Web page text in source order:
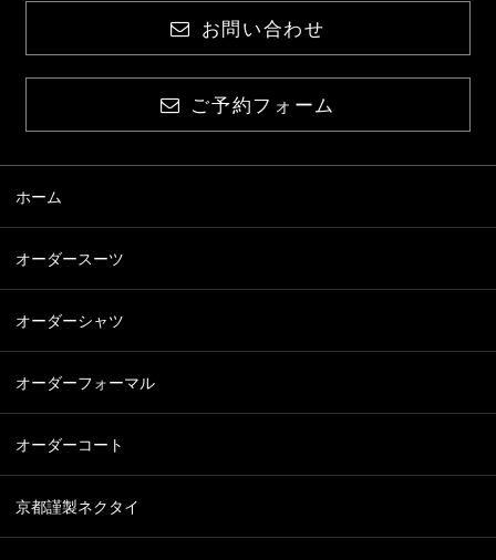
お問い合わせ
ご予約フォーム
ホーム
オーダースーツ
オーダーシャツ
オーダーフォーマル
オーダーコート
京都謹製ネクタイ